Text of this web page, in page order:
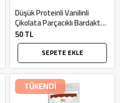
Düşük Proteinli Vanilinli
Çikolata Parçacıklı Bardakta
Puding (35gr) - Mayalı Hane
50 TL
SEPETE EKLE
TÜKENDİ